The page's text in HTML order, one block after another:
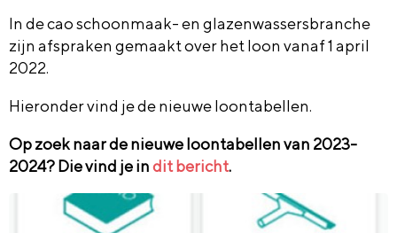
In de cao schoonmaak- en glazenwassersbranche
zijn afspraken gemaakt over het loon vanaf 1 april
2022.
Hieronder vind je de nieuwe loontabellen.
Op zoek naar de nieuwe loontabellen van 2023-
2024? Die vind je indit bericht.